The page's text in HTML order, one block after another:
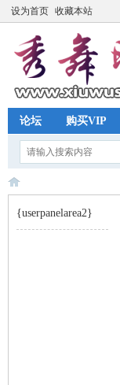
设为首页 收藏本站
论坛 购买VIP
{userpanelarea2}